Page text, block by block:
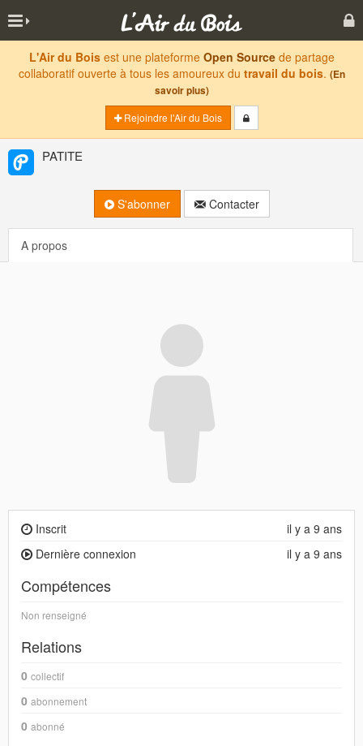
L'Air du Boisest une plateforme Open Sourcede partage
collaboratif ouverte à tous les amoureux du travail du bois. (En
savoir plus)
Rejoindre l'Air du Bois
PATITE
S'abonner Contacter
A propos
il y a 9 ans
Inscrit
il y a 9 ans
Dernière connexion
Compétences
Non renseigné
Relations
0 collectif
0 abonnement
0 abonné